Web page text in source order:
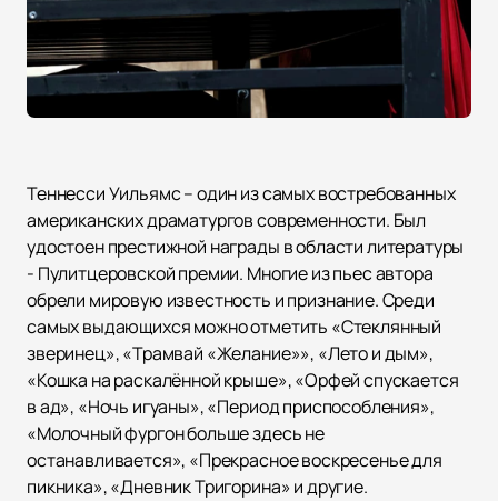
Теннесси Уильямс – один из самых востребованных
американских драматургов современности. Был
удостоен престижной награды в области литературы
- Пулитцеровской премии. Многие из пьес автора
обрели мировую известность и признание. Среди
самых выдающихся можно отметить «Стеклянный
зверинец», «Трамвай «Желание»», «Лето и дым»,
«Кошка на раскалённой крыше», «Орфей спускается
в ад», «Ночь игуаны», «Период приспособления»,
«Молочный фургон больше здесь не
останавливается», «Прекрасное воскресенье для
пикника», «Дневник Тригорина» и другие.